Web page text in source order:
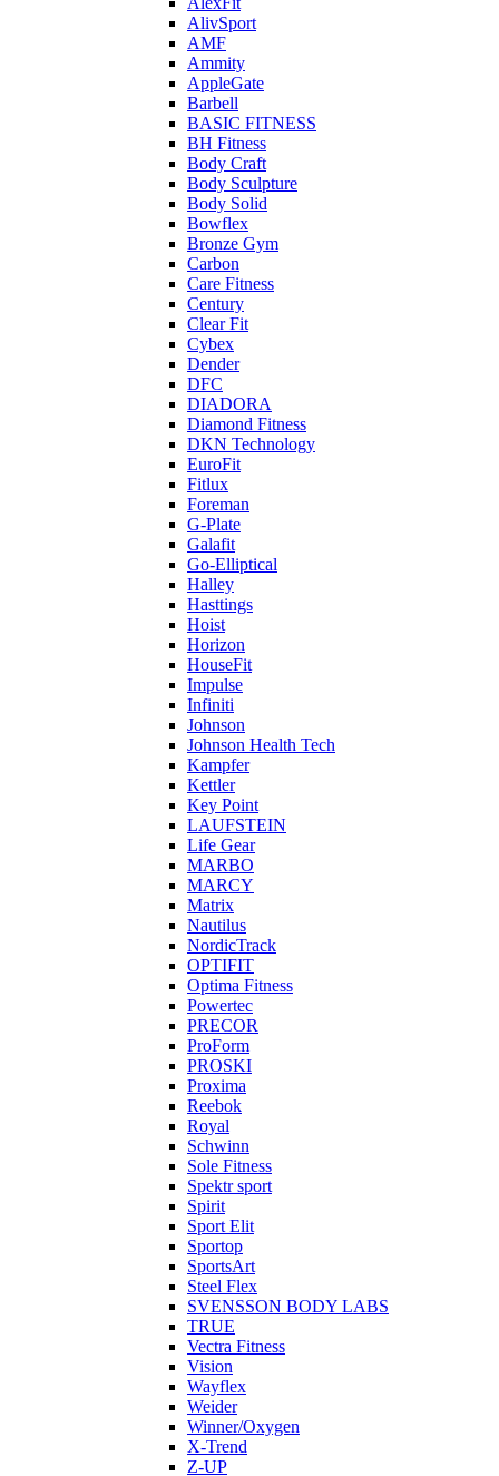
AlivSport
AMF
Ammity
AppleGate
Barbell
BASIC FITNESS
BH Fitness
Body Craft
Body Sculpture
Body Solid
Bowflex
Bronze Gym
Carbon
Care Fitness
Century
Clear Fit
Cybex
Dender
DFC
DIADORA
Diamond Fitness
DKN Technology
EuroFit
Fitlux
Foreman
G-Plate
Galafit
Go-Elliptical
Halley
Hasttings
Hoist
Horizon
HouseFit
Impulse
Infiniti
Johnson
Johnson Health Tech
Kampfer
Kettler
Key Point
LAUFSTEIN
Life Gear
MARBO
MARCY
Matrix
Nautilus
NordicTrack
OPTIFIT
Optima Fitness
Powertec
PRECOR
ProForm
PROSKI
Proxima
Reebok
Royal
Schwinn
Sole Fitness
Spektr sport
Spirit
Sport Elit
Sportop
SportsArt
Steel Flex
SVENSSON BODY LABS
TRUE
Vectra Fitness
Vision
Wayflex
Weider
Winner/Oxygen
X-Trend
Z-UP